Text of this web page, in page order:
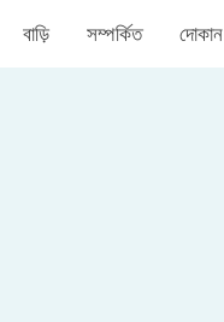
বাড়ি সম্পর্কিত দোকান